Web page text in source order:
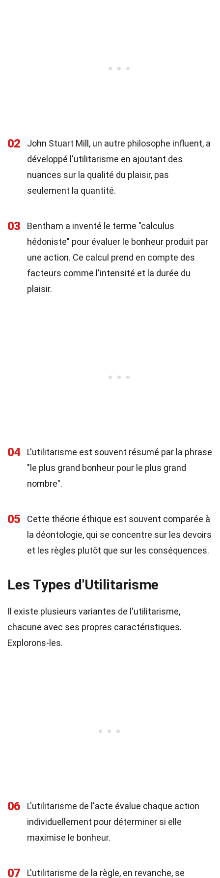
02
John Stuart Mill, un autre philosophe influent, a
développé l'utilitarisme en ajoutant des
nuances sur la qualité du plaisir, pas
seulement la quantité.
03
Bentham a inventé le terme "calculus
hédoniste" pour évaluer le bonheur produit par
une action. Ce calcul prend en compte des
facteurs comme l'intensité et la durée du
plaisir.
04
L'utilitarisme est souvent résumé par la phrase
"le plus grand bonheur pour le plus grand
nombre".
05
Cette théorie éthique est souvent comparée à
la déontologie, qui se concentre sur les devoirs
et les règles plutôt que sur les conséquences.
Les Types d'Utilitarisme
Il existe plusieurs variantes de l'utilitarisme,
chacune avec ses propres caractéristiques.
Explorons-les.
06
L'utilitarisme de l'acte évalue chaque action
individuellement pour déterminer si elle
maximise le bonheur.
07 L'utilitarisme de la règle, en revanche, se